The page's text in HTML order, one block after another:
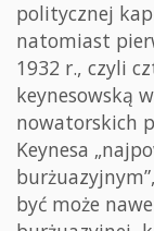
politycznej
natomiast
1932 r., czyli
keynesowską
nowatorskich
Keynesa
być może